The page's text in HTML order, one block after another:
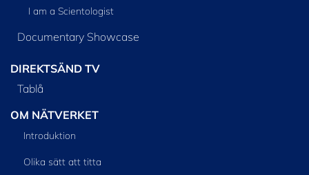
I am a Scientologist
Documentary Showcase
DIREKTSÄND TV
Tablå
OM NÄTVERKET
Introduktion
Olika sätt att titta